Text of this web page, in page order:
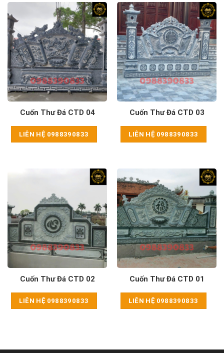
Cuốn Thư Đá CTD 04
LIÊN HỆ 0988390833
Cuốn Thư Đá CTD 03
LIÊN HỆ 0988390833
Cuốn Thư Đá CTD 02
LIÊN HỆ 0988390833
Cuốn Thư Đá CTD 01
LIÊN HỆ 0988390833